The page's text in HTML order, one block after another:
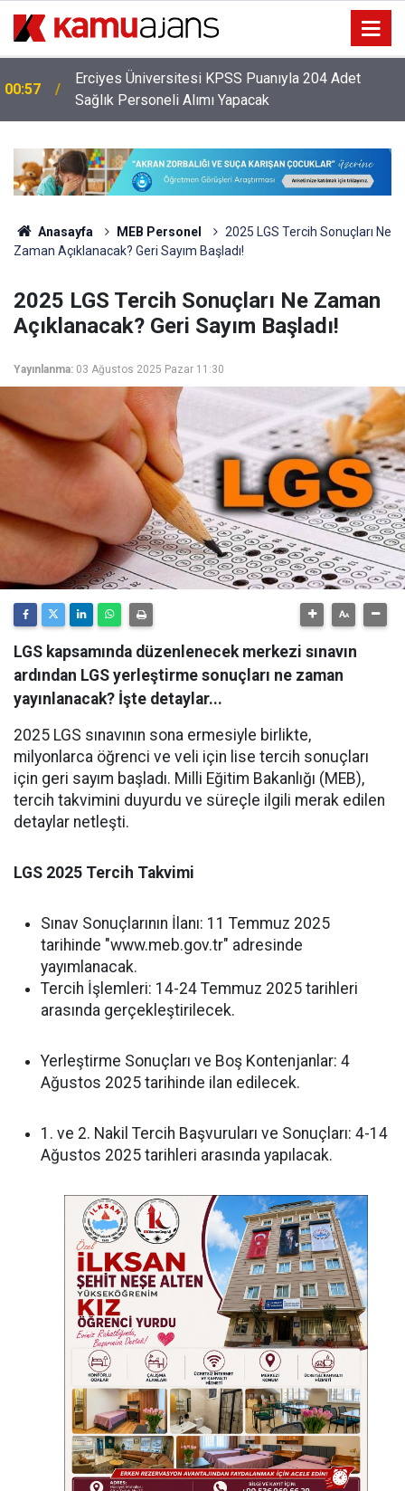
00:57
Erciyes Üniversitesi KPSS Puanıyla 204 Adet
Sağlık Personeli Alımı Yapacak
Anasayfa MEB Personel
2025 LGS Tercih Sonuçları Ne
Zaman Açıklanacak? Geri Sayım Başladı!
2025 LGS Tercih Sonuçları Ne Zaman
Açıklanacak? Geri Sayım Başladı!
Yayınlanma: 03 Ağustos 2025 Pazar 11:30
LGS kapsamında düzenlenecek merkezi sınavın
ardından LGS yerleştirme sonuçları ne zaman
yayınlanacak? İşte detaylar...
2025 LGS sınavının sona ermesiyle birlikte,
milyonlarca öğrenci ve veli için lise tercih sonuçları
için geri sayım başladı. Milli Eğitim Bakanlığı (MEB),
tercih takvimini duyurdu ve süreçle ilgili merak edilen
detaylar netleşti.
LGS 2025 Tercih Takvimi
Sınav Sonuçlarının İlanı: 11 Temmuz 2025
tarihinde "www.meb.gov.tr" adresinde
yayımlanacak.
Tercih İşlemleri: 14-24 Temmuz 2025 tarihleri
arasında gerçekleştirilecek.
Yerleştirme Sonuçları ve Boş Kontenjanlar: 4
Ağustos 2025 tarihinde ilan edilecek.
1. ve 2. Nakil Tercih Başvuruları ve Sonuçları: 4-14
Ağustos 2025 tarihleri arasında yapılacak.